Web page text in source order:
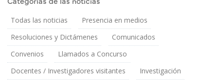
Todas las noticias
Presencia en medios
Resoluciones y Dictámenes
Comunicados
Convenios
Llamados a Concurso
Docentes / Investigadores visitantes
Investigación